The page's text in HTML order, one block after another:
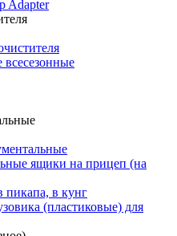
Adapter
всесезонные
ящики на прицеп (на
пикапа, в кунг
(пластиковые) для